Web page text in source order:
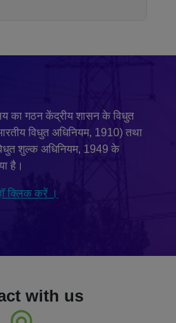
का गठन केंद्रीय शासन के विधुत
विधुत अधिनियम, 1910) तथा
शुल्क अधिनियम, 1949 के
है।
क्लिक करें ।
with us